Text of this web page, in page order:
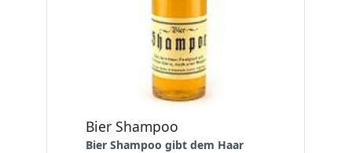
Bier Shampoo
Bier Shampoo gibt dem Haar